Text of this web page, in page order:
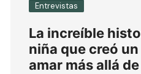
Entrevistas
La increíble
niña que creó
amar más allá